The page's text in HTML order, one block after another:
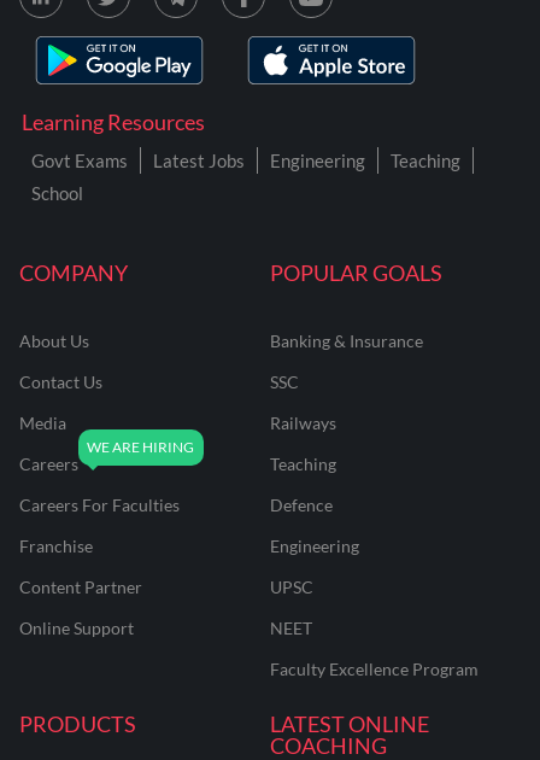
COMPANY
About Us
Contact Us
Media
Careers
Careers For Faculties
Franchise
Content Partner
Online Support
POPULAR GOALS
Banking & Insurance
SSC
Railways
Teaching
Defence
Engineering
UPSC
NEET
Faculty Excellence Program
PRODUCTS
LATEST ONLINE
COACHING
Learning Resources
Govt Exams Latest Jobs Engineering
Teaching
School